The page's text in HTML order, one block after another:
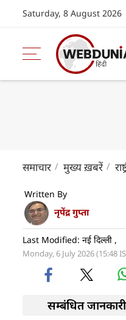
Saturday, 8 August 2026
समाचार मुख्य ख़बरें
Written By
नृपेंद्र गुप्ता
Last Modified: नई दिल्ली ,
Monday, 6 July 2026 (15:48
सम्बंधित जानकारी